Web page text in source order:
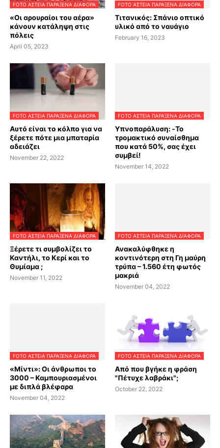
FOTO ΑΣΤΕΙΑ ΠΑΡΑΞΕΝΑ ΔΙΑΦΟΡΑ
«Οι αρουραίοι του αέρα»
κάνουν κατάληψη στις
πόλεις
April 05, 2023
FOTO ΑΣΤΕΙΑ ΠΑΡΑΞΕΝΑ ΔΙΑΦΟΡΑ
Τιτανικός: Σπάνιο οπτικό
υλικό από το ναυάγιο
February 16, 2023
FOTO ΑΣΤΕΙΑ ΠΑΡΑΞΕΝΑ ΔΙΑΦΟΡΑ
Αυτό είναι το κόλπο για να
ξέρετε πότε μια μπαταρία
αδειάζει
November 22, 2022
FOTO ΑΣΤΕΙΑ ΠΑΡΑΞΕΝΑ ΔΙΑΦΟΡΑ
Υπνοπαράλυση: -Το
τρομακτικό συναίσθημα
που κατά 50%, σας έχει
συμβεί!
November 14, 2022
FOTO ΑΣΤΕΙΑ ΠΑΡΑΞΕΝΑ ΔΙΑΦΟΡΑ
Ξέρετε τι συμβολίζει το
Καντήλι, το Κερί και το
Θυμίαμα ;
November 11, 2022
FOTO ΑΣΤΕΙΑ ΠΑΡΑΞΕΝΑ ΔΙΑΦΟΡΑ
Ανακαλύφθηκε η
κοντινότερη στη Γη μαύρη
τρύπα – 1.560 έτη φωτός
μακριά
November 04, 2022
FOTO ΑΣΤΕΙΑ ΠΑΡΑΞΕΝΑ ΔΙΑΦΟΡΑ
«Μίντι»: Oι άνθρωποι το
3000 – Καμπουριασμένοι
με διπλά βλέφαρα
November 04, 2022
FOTO ΑΣΤΕΙΑ ΠΑΡΑΞΕΝΑ ΔΙΑΦΟΡΑ
Από που βγήκε η φράση
"Πέτυχε λαβράκι";
October 22, 2022